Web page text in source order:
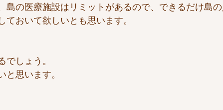
島の医療施設はリミットがあるので、できるだけ島
ておいて欲しいとも思います。
でしょう。
と思います。